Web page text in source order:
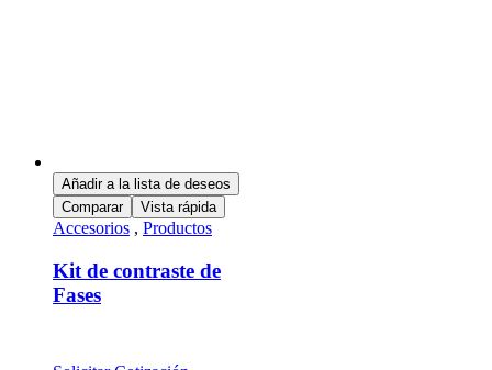
Añadir a la lista de deseos
Comparar
Vista rápida
Accesorios , Productos
Kit de contraste de
Fases